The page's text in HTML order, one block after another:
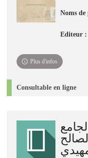
Noms de
Editeur :
Plus d'infos
Consultable en ligne